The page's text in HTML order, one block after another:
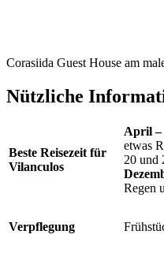
Corasiida Guest House am
Nützliche
Beste Reisezeit für
Vilanculos
April –
etwas
20 und
Regen
Verpflegung